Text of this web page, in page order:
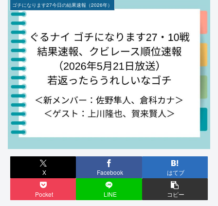
ゴチになります27今日の結果速報（2026年）
X Facebook はてブ
Pocket LINE コピー